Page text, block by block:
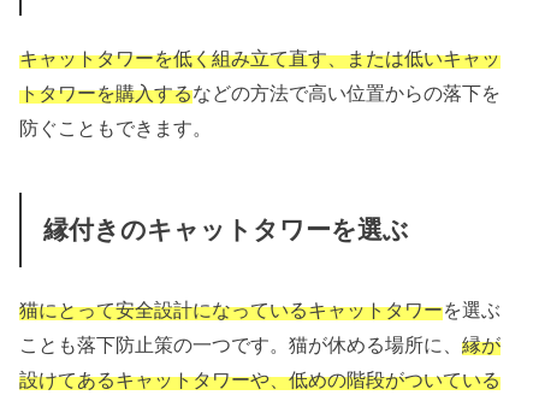
キャットタワーを低く組み立て直す、または低いキャッ
トタワーを購入するなどの方法で高い位置からの落下を
防ぐこともできます。
縁付きのキャットタワーを選ぶ
猫にとって安全設計になっているキャットタワーを選ぶ
ことも落下防止策の一つです。猫が休める場所に、縁が
設けてあるキャットタワーや、低めの階段がついている